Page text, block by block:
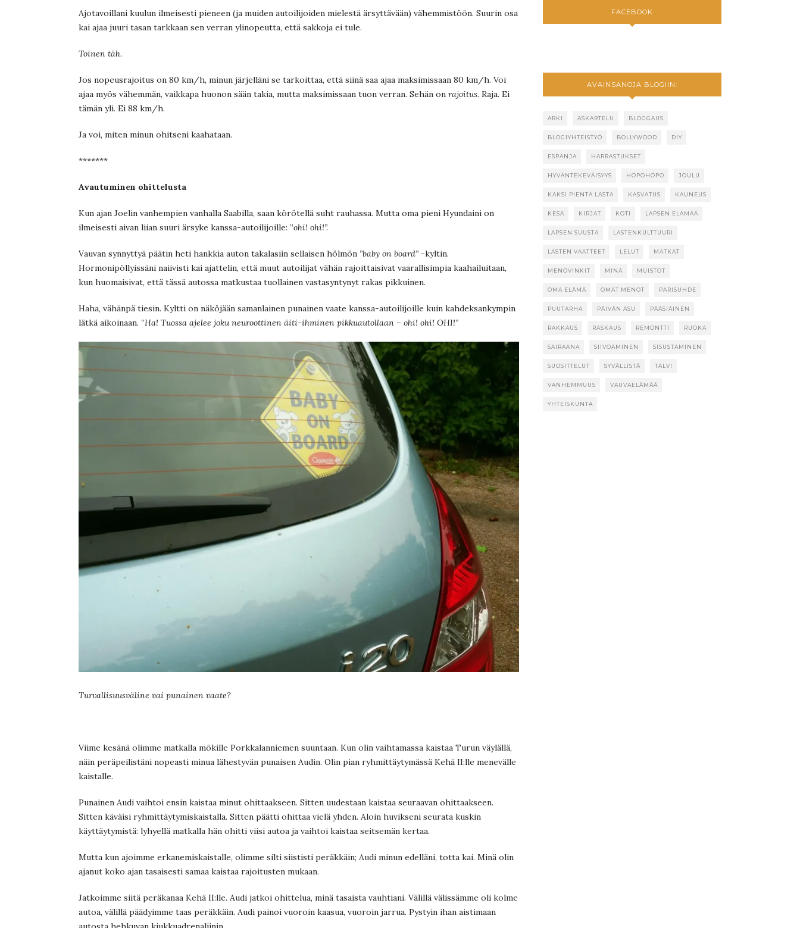
Ajotavoillani kuulun ilmeisesti pieneen (ja muiden autoilijoiden mielestä ärsyttävään) vähemmistöön. Suurin osa
kai ajaa juuri tasan tarkkaan sen verran ylinopeutta, että sakkoja ei tule.
Toinen täh.
Jos nopeusrajoitus on 80 km/h, minun järjelläni se tarkoittaa, että siinä saa ajaa maksimissaan 80 km/h. Voi
ajaa myös vähemmän, vaikkapa huonon sään takia, mutta maksimissaan tuon verran. Sehän on rajoitus. Raja. Ei
tämän yli. Ei 88 km/h.
Ja voi, miten minun ohitseni kaahataan.
*******
Avautuminen ohittelusta
Kun ajan Joelin vanhempien vanhalla Saabilla, saan körötellä suht rauhassa. Mutta oma pieni Hyundaini on
ilmeisesti aivan liian suuri ärsyke kanssa-autoilijoille: ”ohi! ohi!”.
Vauvan synnyttyä päätin heti hankkia auton takalasiin sellaisen hölmön ”baby on board” -kyltin.
Hormonipöllyissäni naiivisti kai ajattelin, että muut autoilijat vähän rajoittaisivat vaarallisimpia kaahailuitaan,
kun huomaisivat, että tässä autossa matkustaa tuollainen vastasyntynyt rakas pikkuinen.
Haha, vähänpä tiesin. Kyltti on näköjään samanlainen punainen vaate kanssa-autoilijoille kuin kahdeksankympin
lätkä aikoinaan. ”Ha! Tuossa ajelee joku neuroottinen äiti-ihminen pikkuautollaan – ohi! ohi! OHI!”
Turvallisuusväline vai punainen vaate?
Viime kesänä olimme matkalla mökille Porkkalanniemen suuntaan. Kun olin vaihtamassa kaistaa Turun väylällä,
näin peräpeilistäni nopeasti minua lähestyvän punaisen Audin. Olin pian ryhmittäytymässä Kehä II:lle menevälle
kaistalle.
Punainen Audi vaihtoi ensin kaistaa minut ohittaakseen. Sitten uudestaan kaistaa seuraavan ohittaakseen.
Sitten käväisi ryhmittäytymiskaistalla. Sitten päätti ohittaa vielä yhden. Aloin huvikseni seurata kuskin
käyttäytymistä: lyhyellä matkalla hän ohitti viisi autoa ja vaihtoi kaistaa seitsemän kertaa.
Mutta kun ajoimme erkanemiskaistalle, olimme silti siististi peräkkäin; Audi minun edelläni, totta kai. Minä olin
ajanut koko ajan tasaisesti samaa kaistaa rajoitusten mukaan.
Jatkoimme siitä peräkanaa Kehä II:lle. Audi jatkoi ohittelua, minä tasaista vauhtiani. Välillä välissämme oli kolme
autoa, välillä päädyimme taas peräkkäin. Audi painoi vuoroin kaasua, vuoroin jarrua. Pystyin ihan aistimaan
FACEBOOK
AVAINSANOJA BLOGIIN:
ARKI ASKARTELU BLOGGAUS
BLOGIYHTEISTYÖ BOLLYWOOD DIY
ESPANJA HARRASTUKSET
HYVÄNTEKEVÄISYYS HÖPÖHÖPÖ JOULU
KAKSI PIENTÄ LASTA KASVATUS KAUNEUS
KESÄ KIRJAT KOTI LAPSEN ELÄMÄÄ
LAPSEN SUUSTA LASTENKULTTUURI
LASTEN VAATTEET LELUT MATKAT
MENOVINKIT MINÄ MUISTOT
OMA ELÄMÄ OMAT MENOT PARISUHDE
PUUTARHA PÄIVÄN ASU PÄÄSIÄINEN
RAKKAUS RASKAUS REMONTTI RUOKA
SAIRAANA SIIVOAMINEN SISUSTAMINEN
SUOSITTELUT SYVÄLLISTÄ TALVI
VANHEMMUUS VAUVAELÄMÄÄ
YHTEISKUNTA